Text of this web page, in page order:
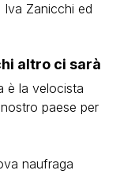
Zanicchi ed
altro ci sarà
è la velocista
paese per
naufraga